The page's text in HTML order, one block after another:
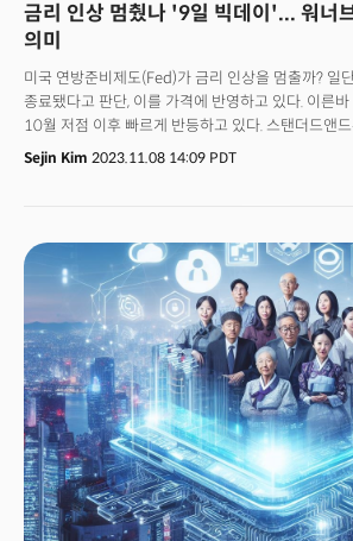
금리 인상 멈췄나 '9일 빅데이'... 워너
의미
미국 연방준비제도(Fed)가 금리 인상을 멈출까? 일
종료됐다고 판단, 이를 가격에 반영하고 있다. 이른
10월 저점 이후 빠르게 반등하고 있다. 스탠더드앤
전날까지 7거래일 연속, 나스닥지수는 8거래일 연속
연속 상승세를 보인 건 2021년 12월 이후 2년 만이다.
실적을 발표했다. 이중 88% 이상 기업이 수익추정
둔화로 매출 예상치를 상회하는 기업은 62%에 불과
마허니자산운용 CEO는 CNBC에 “대형 기술주들은
모두가 어느 시점에 있는지 대략 알고 있다”면서 “라
조치와 결합해 주식 시장이 상승하고 있고 2024년
전망했다. S&P500지수 내에서는 유틸리티, 에너지,
관련주가 하락하고, 부동산, 산업, 기술, 자재 관련주
오후2시 기준 로블록스의 주가는 예상보다 강한 분
17% 이상 올랐다. 리비안의 주가는 연간 생산 예상
규모가 예상보다 작았다는 소식에도 2% 이상 하락
워너브라더스디스커버리의 주가도 매출이 예상치
이상 하락 중이다. 옥시덴털페트롤리엄은 예상치를
주가는 1% 이상 오르고 있다.
Sejin Kim 2023.11.08 14:09 PDT